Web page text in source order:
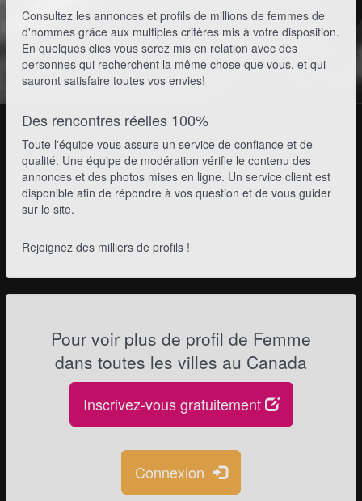
Consultez les annonces et profils de millions de femmes de
d'hommes grâce aux multiples critères mis à votre disposition.
En quelques clics vous serez mis en relation avec des
personnes qui recherchent la même chose que vous, et qui
sauront satisfaire toutes vos envies!
Des rencontres réelles 100%
Toute l'équipe vous assure un service de confiance et de
qualité. Une équipe de modération vérifie le contenu des
annonces et des photos mises en ligne. Un service client est
disponible afin de répondre à vos question et de vous guider
sur le site.
Rejoignez des milliers de profils !
Pour voir plus de profil de Femme
dans toutes les villes au Canada
Inscrivez-vous gratuitement
Connexion